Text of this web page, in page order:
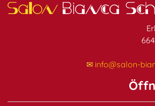
✉ info@salon-